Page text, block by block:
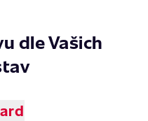
dle Vašich